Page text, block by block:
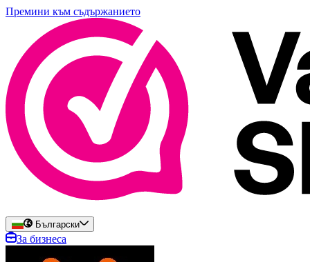
Премини към съдържанието
Български
За бизнеса